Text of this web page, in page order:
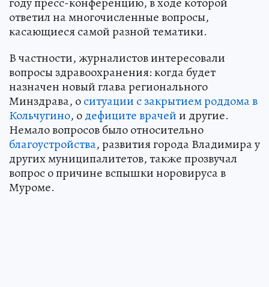
ответил на многочисленные вопросы,
касающиеся самой разной тематики.
В частности, журналистов интересовали
вопросы здравоохранения: когда будет
назначен новый глава регионального
Минздрава, оситуации с закрытием роддома в
Кольчугино, одефиците врачейи другие.
Немало вопросов было относительно
благоустройства, развития города Владимира у
других муниципалитетов, также прозвучал
вопрос о причине вспышки норовируса в
Муроме.